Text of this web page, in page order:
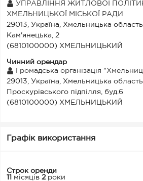
УПРАВЛІННЯ ЖИТЛОВОЇ
ХМЕЛЬНИЦЬКОЇ МІСЬКОЇ РАДИ
29013, Україна, Хмельницька
Кам'янецька, 2
(6810100000) ХМЕЛЬНИЦЬКИЙ
Чинний орендар
Громадська організація
29013, Україна, Хмельницька
Проскурівського підпілля, буд.6
(6810100000) ХМЕЛЬНИЦЬКИЙ
Графік використання
Строк оренди
11 місяців 2 роки